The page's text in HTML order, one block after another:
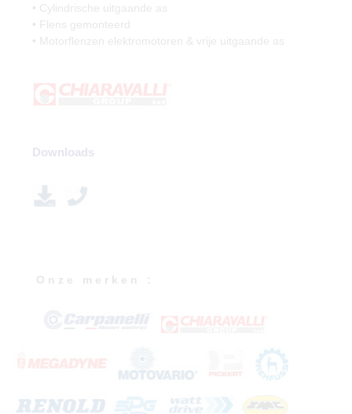
• Cylindrische uitgaande as
• Flens gemonteerd
• Motorflenzen elektromotoren & vrije uitgaande as
Downloads
O n z e m e r k e n :